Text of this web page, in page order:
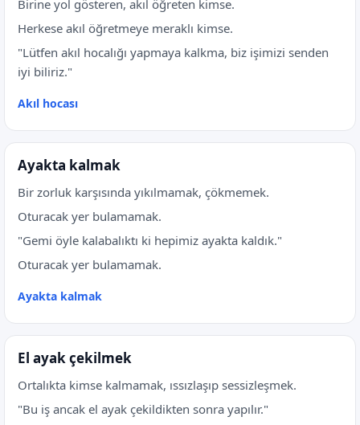
Birine yol gösteren, akıl öğreten kimse.
Herkese akıl öğretmeye meraklı kimse.
"Lütfen akıl hocalığı yapmaya kalkma, biz işimizi senden
iyi biliriz."
Akıl hocası
Ayakta kalmak
Bir zorluk karşısında yıkılmamak, çökmemek.
Oturacak yer bulamamak.
"Gemi öyle kalabalıktı ki hepimiz ayakta kaldık."
Oturacak yer bulamamak.
Ayakta kalmak
El ayak çekilmek
Ortalıkta kimse kalmamak, ıssızlaşıp sessizleşmek.
"Bu iş ancak el ayak çekildikten sonra yapılır."